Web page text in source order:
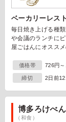
ベーカリーレス
毎日焼き上げる種
や会議のランチに
屋ごはんにオスス
価格帯 726円
締切 2日前
博多ろけべ
（和食）